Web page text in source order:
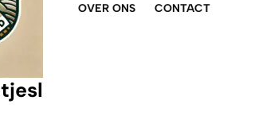
OVER ONS CONTACT